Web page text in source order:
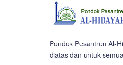
Pondok Pesantren Al-
diatas dan untuk